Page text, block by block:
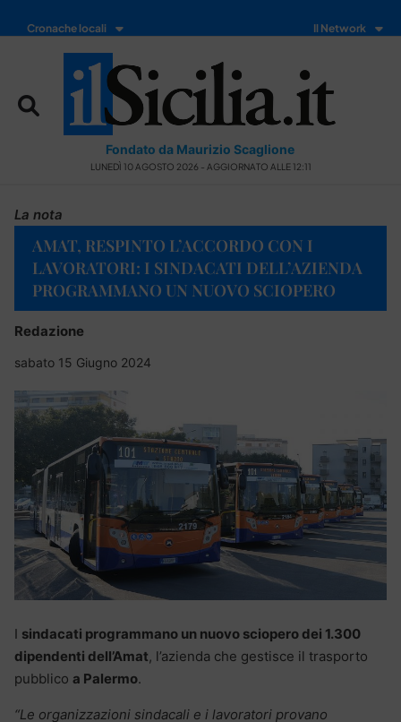
Cronache locali Il Network
Fondato da Maurizio Scaglione
LUNEDÌ 10 AGOSTO 2026 - AGGIORNATO ALLE 12:11
La nota
AMAT, RESPINTO L’ACCORDO CON I
LAVORATORI: I SINDACATI DELL’AZIENDA
PROGRAMMANO UN NUOVO SCIOPERO
Redazione
sabato 15 Giugno 2024
I sindacati programmano un nuovo sciopero dei 1.300
dipendenti dell’Amat, l’azienda che gestisce il trasporto
pubblico a Palermo.
“Le organizzazioni sindacali e i lavoratori provano